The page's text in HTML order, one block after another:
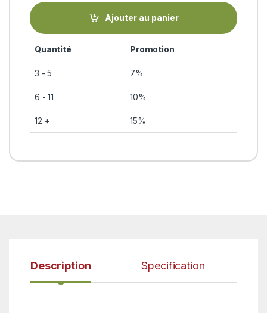
Ajouter au panier
Quantité Promotion
3 - 5 7%
6 - 11 10%
12 + 15%
Description Specification